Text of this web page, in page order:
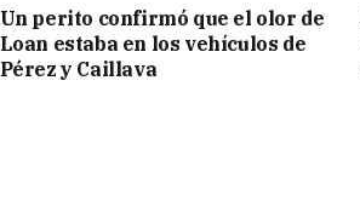
Un perito confirmó que el olor de
Loan estaba en los vehículos de
Pérez y Caillava